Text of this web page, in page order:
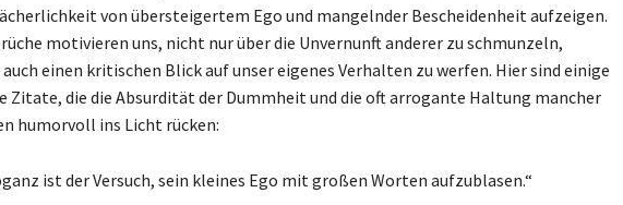
von übersteigertem Ego und mangelnder Bescheidenheit aufzeigen.
motivieren uns, nicht nur über die Unvernunft anderer zu schmunzeln,
einen kritischen Blick auf unser eigenes Verhalten zu werfen. Hier sind einige
Zitate, die die Absurdität der Dummheit und die oft arrogante Haltung mancher
humorvoll ins Licht rücken:
ist der Versuch, sein kleines Ego mit großen Worten aufzublasen.“